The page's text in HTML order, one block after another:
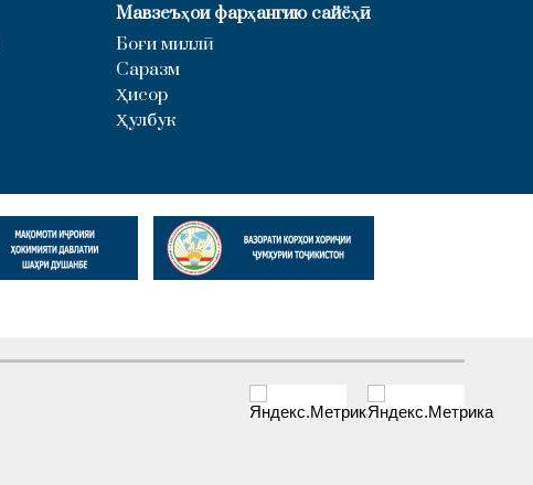
Мавзеъҳои фарҳангию сайёҳӣ
Боғи миллӣ
Саразм
Ҳисор
Ҳулбук